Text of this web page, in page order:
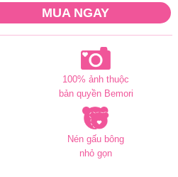
MUA NGAY
100% ảnh thuộc
bản quyền Bemori
Nén gấu bông
nhỏ gọn